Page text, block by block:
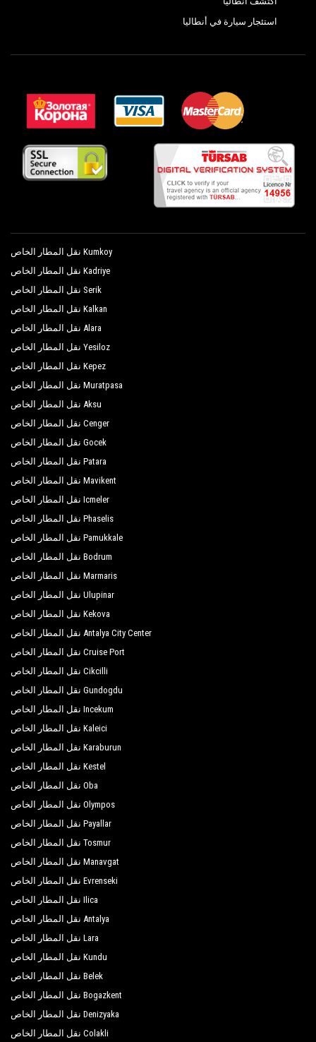
العملاء والوجهة المختارة في Patara وعدد الركاب
نقل من مطار وموانئ أنطاليا إلى Patara ، النقل من
Patara وجولات شخصية في المناطق السياحية
PrivateTransferAntalya مع أسطول سيارات مكون
من أفضل السيارات ، لا تشوبه شائبة في كل من
التصميم والميكانيكا. تلبي سيارات السيدان
والحافلات الصغيرة والحافلات الصغيرة المتطلبات
من 1 إلى 54 شخصًا. تخضع المركبات التي يتم
التحكم فيها وتفتيشها بانتظام إلى التقييمات الدورية
الخاصة بنا مع إعطاء الأولوية للتحكم والصرف
استئجار سيارة في أنطاليا
Kumkoy نقل المطار الخاص
Kadriye نقل المطار الخاص
Serik نقل المطار الخاص
Kalkan نقل المطار الخاص
Alara نقل المطار الخاص
Yesiloz نقل المطار الخاص
Kepez نقل المطار الخاص
Muratpasa نقل المطار الخاص
Aksu نقل المطار الخاص
Cenger نقل المطار الخاص
Gocek نقل المطار الخاص
Patara نقل المطار الخاص
Mavikent نقل المطار الخاص
Icmeler نقل المطار الخاص
Phaselis نقل المطار الخاص
Pamukkale نقل المطار الخاص
Bodrum نقل المطار الخاص
Marmaris نقل المطار الخاص
Ulupinar نقل المطار الخاص
Kekova نقل المطار الخاص
Antalya City Center نقل المطار الخاص
Cruise Port نقل المطار الخاص
Cikcilli نقل المطار الخاص
Gundogdu نقل المطار الخاص
Incekum نقل المطار الخاص
Kaleici نقل المطار الخاص
Karaburun نقل المطار الخاص
Kestel نقل المطار الخاص
Oba نقل المطار الخاص
Olympos نقل المطار الخاص
Payallar نقل المطار الخاص
Tosmur نقل المطار الخاص
Manavgat نقل المطار الخاص
Evrenseki نقل المطار الخاص
Ilica نقل المطار الخاص
Antalya نقل المطار الخاص
Lara نقل المطار الخاص
Kundu نقل المطار الخاص
Belek نقل المطار الخاص
Bogazkent نقل المطار الخاص
Denizyaka نقل المطار الخاص
Colakli نقل المطار الخاص